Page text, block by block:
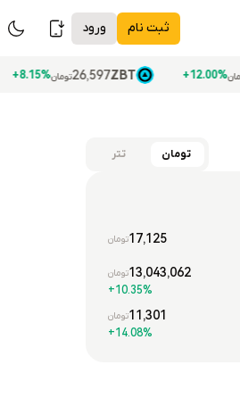
ثبت نام ورود
ZBT
26,597تومان8.15%+
تومان تتر
17,125تومان
13,043,062تومان
10.35%+
11,301تومان
14.08%+